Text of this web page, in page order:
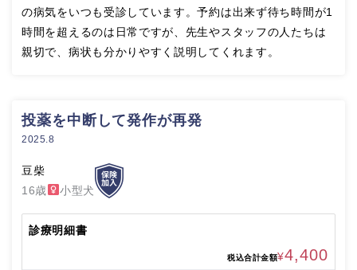
の病気をいつも受診しています。予約は出来ず待ち時間が1
時間を超えるのは日常ですが、先生やスタッフの人たちは
親切で、病状も分かりやすく説明してくれます。
投薬を中断して発作が再発
2025.8
豆柴
16歳
小型犬
診療明細書
税込合計金額¥4,400